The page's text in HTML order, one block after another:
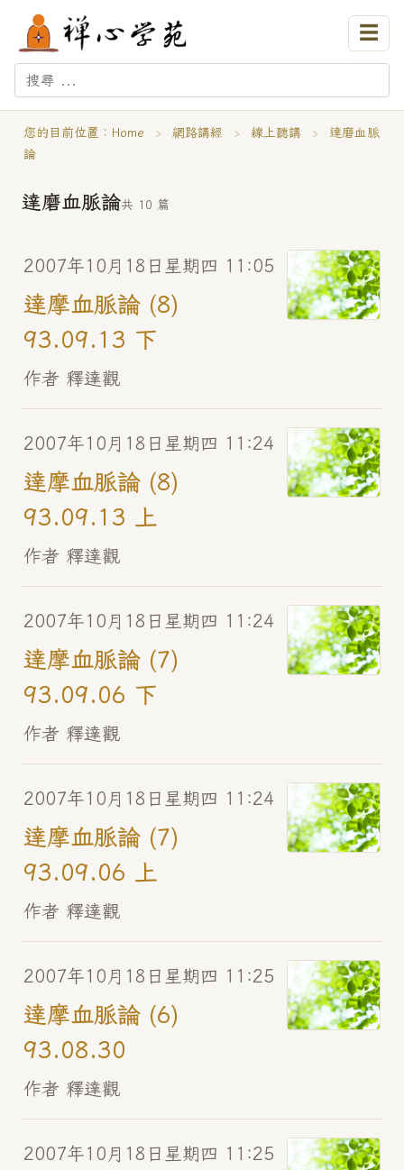
☰
您的目前位置： Home › 網路講經 › 線上聽講 ›
達磨血脈
論
達磨血脈論共 10 篇
2007年10月18日星期四 11:05
達摩血脈論 (8)
93.09.13 下
作者 釋達觀
2007年10月18日星期四 11:24
達摩血脈論 (8)
93.09.13 上
作者 釋達觀
2007年10月18日星期四 11:24
達摩血脈論 (7)
93.09.06 下
作者 釋達觀
2007年10月18日星期四 11:24
達摩血脈論 (7)
93.09.06 上
作者 釋達觀
2007年10月18日星期四 11:25
達摩血脈論 (6)
93.08.30
作者 釋達觀
2007年10月18日星期四 11:25